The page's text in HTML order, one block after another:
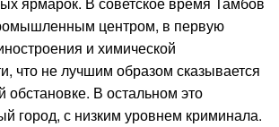
центром, в первую
и химической
что не лучшим образом сказывается
обстановке. В остальном это
город, с низким уровнем криминала.